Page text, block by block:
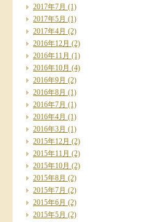
2017年7月 (1)
2017年5月 (1)
2017年4月 (2)
2016年12月 (2)
2016年11月 (1)
2016年10月 (4)
2016年9月 (2)
2016年8月 (1)
2016年7月 (1)
2016年4月 (1)
2016年3月 (1)
2015年12月 (2)
2015年11月 (2)
2015年10月 (2)
2015年8月 (2)
2015年7月 (2)
2015年6月 (2)
2015年5月 (2)